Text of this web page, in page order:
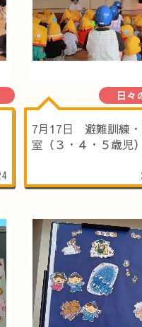
日々
7月17日 避難訓練
室（３・４・５歳児）